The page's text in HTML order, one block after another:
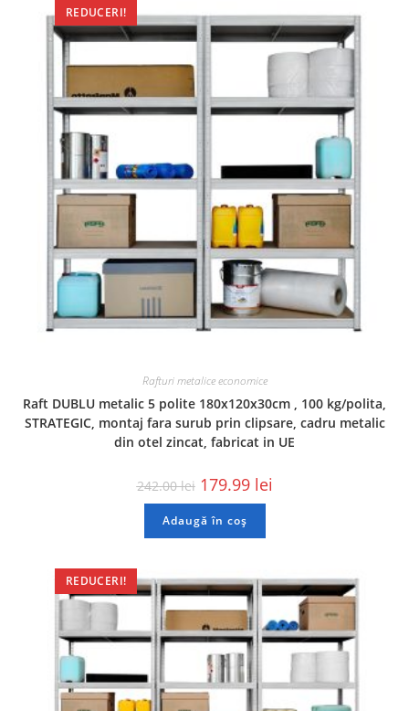
REDUCERI!
Rafturi metalice economice
Raft DUBLU metalic 5 polite 180x120x30cm , 100 kg/polita,
STRATEGIC, montaj fara surub prin clipsare, cadru metalic
din otel zincat, fabricat in UE
242.00lei 179.99 lei
Adaugă în coș
REDUCERI!